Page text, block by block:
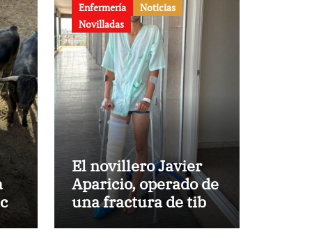
Enfermería
Noticias
Novilladas
El novillero Javier
Aparicio, operado de
una fractura de tibia
y peroné